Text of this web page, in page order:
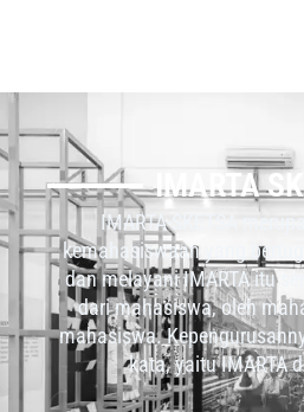
IMARTA
IMARTA-SKETSA
kemahasiswaan yang
dan melayani IMARTA itu
dari mahasiswa, oleh
mahasiswa.
kata, yaitu IMARTA